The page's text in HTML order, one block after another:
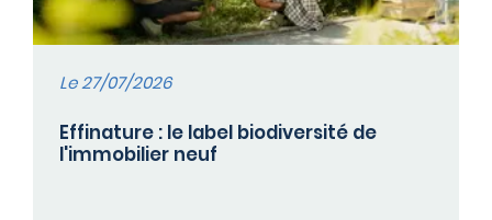
Le 27/07/2026
Effinature : le label biodiversité de
l'immobilier neuf